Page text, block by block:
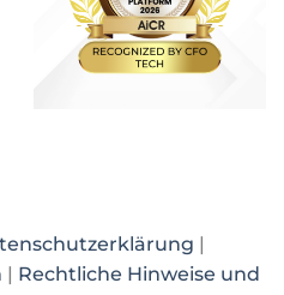
|
| Rechtliche Hinweise und